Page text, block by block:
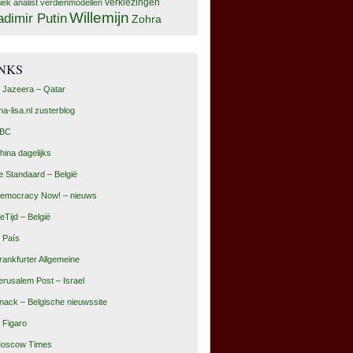
analist verdienmodellen verkiezingen
PutinWillemijn Zohra
Jazeera – Qatar
lisa.nl zusterblog
dagelijks
Standaard – België
Now! – nieuws
– België
País
Allgemeine
Post – Israel
– Belgische nieuwssite
Figaro
Times